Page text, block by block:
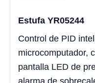
Estufa YR05244
Control de PID
microcomputador,
pantalla LED de